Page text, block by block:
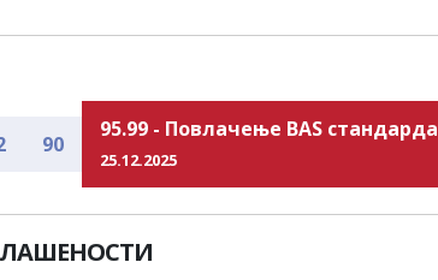
90
95.99 - Повлачење BAS стандарда
25.12.2025